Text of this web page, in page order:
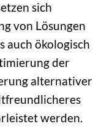
sich
von Lösungen
auch ökologisch
der
alternativer
werden.